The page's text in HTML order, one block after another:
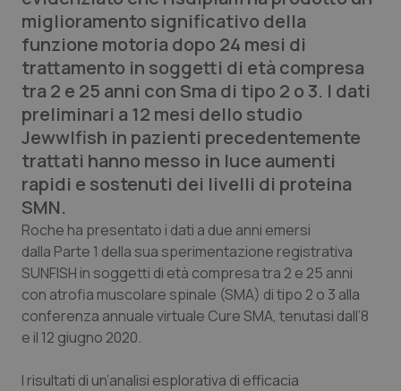
Professionisti Sanitari.AI
Abruzzo
Basilicata
Calabria
Campania
Emilia-Romagna
Friuli Venezia Giulia
QS Pro Gold
Artrite & artrosi
Asma & BPCO
Car-T
Colesterolo & coronaropatie
Dermatite Atopica
QS Club Newsletter
miglioramento significativo della
funzione motoria dopo 24 mesi di
trattamento in soggetti di età compresa
tra 2 e 25 anni con Sma di tipo 2 o 3. I dati
preliminari a 12 mesi dello studio
Jewwlfish in pazienti precedentemente
trattati hanno messo in luce aumenti
rapidi e sostenuti dei livelli di proteina
SMN.
Roche ha presentato i dati a due anni emersi
dalla Parte 1 della sua sperimentazione registrativa
SUNFISH in soggetti di età compresa tra 2 e 25 anni
con atrofia muscolare spinale (SMA) di tipo 2 o 3 alla
conferenza annuale virtuale Cure SMA, tenutasi dall’8
e il 12 giugno 2020.
I risultati di un’analisi esplorativa di efficacia